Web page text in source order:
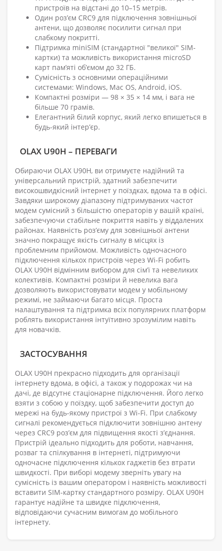
пристроїв на відстані до 10–15 метрів.
Один роз’єм CRC9 для підключення зовнішньої
антени, що дозволяє посилити сигнал при
слабкому покритті.
Підтримка miniSIM (стандартної "великої" SIM-
картки) та можливість використання microSD
карт пам’яті об’ємом до 32 ГБ.
Сумісність з основними операційними
системами: Windows, Mac OS, Android, iOS.
Компактні розміри — 98 × 35 × 14 мм, і вага не
більше 70 грамів.
Елегантний білий корпус, який легко впишеться в
будь-який інтер’єр.
OLAX U90H – ПЕРЕВАГИ
Обираючи OLAX U90H, ви отримуєте надійний та
універсальний пристрій, здатний забезпечити
високошвидкісний інтернет у поїздках, вдома та в офісі.
Завдяки широкому діапазону підтримуваних частот
модем сумісний з більшістю операторів у вашій країні,
забезпечуючи стабільне покриття навіть у віддалених
районах. Наявність роз’єму для зовнішньої антени
значно покращує якість сигналу в місцях із
проблемним прийомом. Можливість одночасного
підключення кількох пристроїв через Wi-Fi робить
OLAX U90H відмінним вибором для сім’ї та невеликих
колективів. Компактні розміри й невелика вага
дозволяють використовувати модем у мобільному
режимі, не займаючи багато місця. Проста
налаштування та підтримка всіх популярних платформ
роблять використання інтуїтивно зрозумілим навіть
для новачків.
ЗАСТОСУВАННЯ
OLAX U90H прекрасно підходить для організації
інтернету вдома, в офісі, а також у подорожах чи на
дачі, де відсутнє стаціонарне підключення. Його легко
взяти з собою у поїздку, щоб забезпечити доступ до
мережі на будь-якому пристрої з Wi-Fi. При слабкому
сигналі рекомендується підключити зовнішню антену
через CRC9 роз’єм для підвищення якості з’єднання.
Пристрій ідеально підходить для роботи, навчання,
розваг та спілкування в інтернеті, підтримуючи
одночасне підключення кількох гаджетів без втрати
швидкості. При виборі модему зверніть увагу на
сумісність із вашим оператором і наявність можливості
вставити SIM-картку стандартного розміру. OLAX U90H
гарантує надійне та швидке підключення,
відповідаючи сучасним вимогам до мобільного
інтернету.